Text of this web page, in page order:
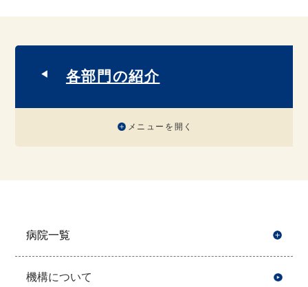
各部門の紹介
メニューを開く
病院一覧
機構について